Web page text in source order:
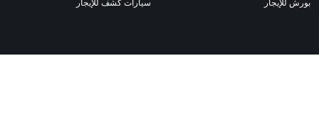
بورش للإيجار
سيارات كشف للإيجار